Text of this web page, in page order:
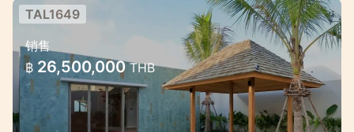
三卧室高端别墅 — 2025年6月交房 |
普吉岛 Thep Krasattri 区
三卧室高端别墅 — 2025年6月交房 | 普吉岛
Thep Krasattri 区
TAL1649
销售
฿ 26,500,000THB